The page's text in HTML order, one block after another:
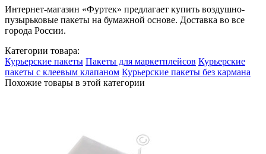
Интернет-магазин «Фуртек» предлагает купить воздушно-
пузырьковые пакеты на бумажной основе. Доставка во все
города России.
Категории товара:
Курьерские пакеты Пакеты для маркетплейсов Курьерские
пакеты с клеевым клапаном Курьерские пакеты без кармана
Похожие товары в этой категории